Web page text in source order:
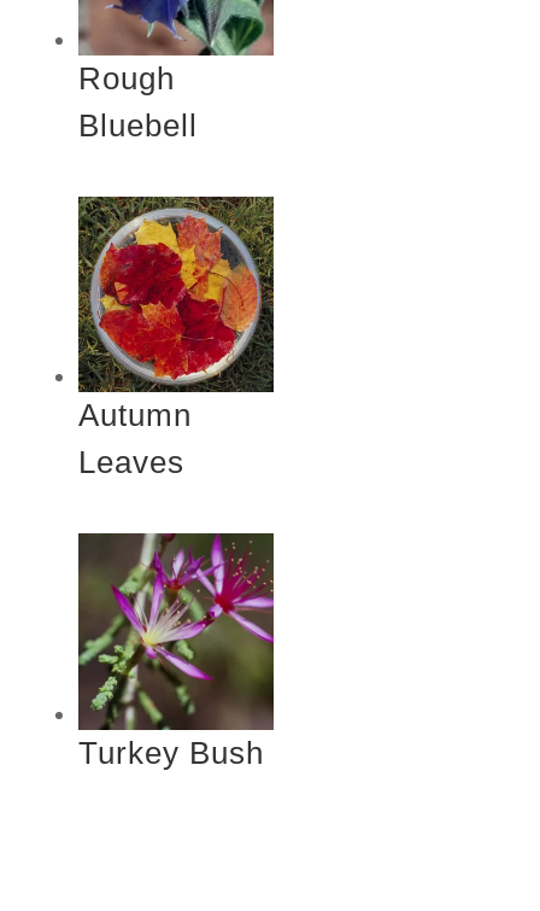
Rough
Bluebell
Autumn
Leaves
Turkey Bush